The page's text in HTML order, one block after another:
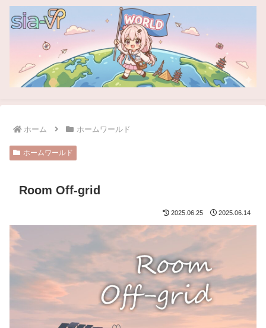
ホーム ホームワールド
ホームワールド
Room Off-grid
2025.06.25 2025.06.14